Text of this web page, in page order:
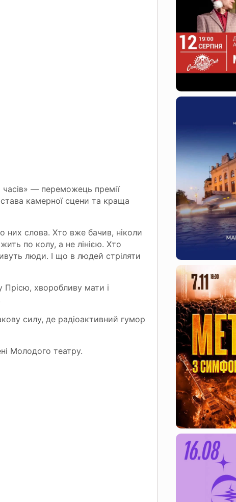
часів» — переможець премії
камерної сцени та краща
них слова. Хто вже бачив, ніколи
по колу, а не лінією. Хто
люди. І що в людей стріляти
Прісю, хворобливу мати і
силу, де радіоактивний гумор
Молодого театру.